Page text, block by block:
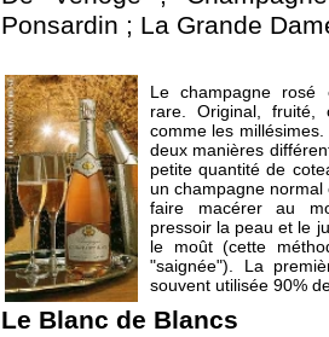
Ponsardin ; La Grande
Le champagne rosé
rare. Original,
comme les
deux manières
petite quantité de
un champagne
faire macérer au
pressoir la peau et le
le moût (cette
"saignée"). La
souvent utilisée 90%
Le Blanc de Blancs